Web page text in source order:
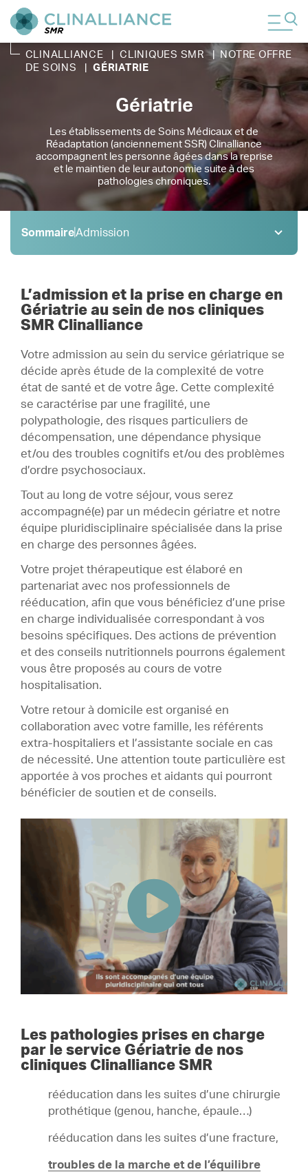
CLINALLIANCE CLINIQUES SMR |
NOTRE OFFRE
DE SOINS
GÉRIATRIE
Gériatrie
Les établissements de Soins Médicaux et de
Réadaptation (anciennement SSR) Clinalliance
accompagnent les personne âgées dans la reprise
et le maintien de leur autonomie suite à des
pathologies chroniques.
SommaireAdmission
1 .Admission
3 .Équipe pluridisciplinaire
4 .Plateaux techniques
L’admission et la prise en charge en
Gériatrie au sein de nos cliniques
SMR Clinalliance
Votre admission au sein du service gériatrique se
décide après étude de la complexité de votre
état de santé et de votre âge. Cette complexité
se caractérise par une fragilité, une
polypathologie, des risques particuliers de
décompensation, une dépendance physique
et/ou des troubles cognitifs et/ou des problèmes
d’ordre psychosociaux.
Tout au long de votre séjour, vous serez
accompagné(e) par un médecin gériatre et notre
équipe pluridisciplinaire spécialisée dans la prise
en charge des personnes âgées.
Votre projet thérapeutique est élaboré en
partenariat avec nos professionnels de
rééducation, afin que vous bénéficiez d’une prise
en charge individualisée correspondant à vos
besoins spécifiques. Des actions de prévention
et des conseils nutritionnels pourrons également
vous être proposés au cours de votre
hospitalisation.
Votre retour à domicile est organisé en
collaboration avec votre famille, les référents
extra-hospitaliers et l’assistante sociale en cas
de nécessité. Une attention toute particulière est
apportée à vos proches et aidants qui pourront
bénéficier de soutien et de conseils.
Les pathologies prises en charge
par le service Gériatrie de nos
cliniques Clinalliance SMR
rééducation dans les suites d’une chirurgie
prothétique (genou, hanche, épaule…)
rééducation dans les suites d’une fracture,
troubles de la marche et de l’équilibre